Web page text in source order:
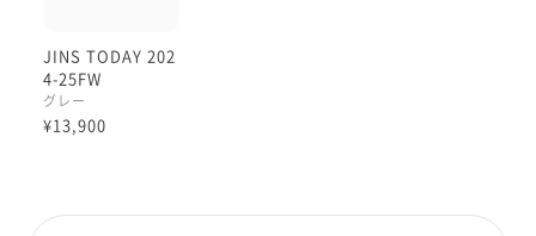
JINS TODAY 202
4-25FW
グレー
¥13,900